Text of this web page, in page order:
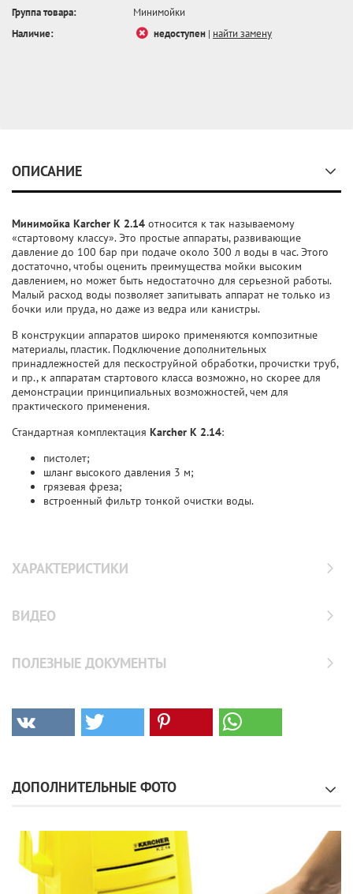
Группа товара:
Минимойки
Наличие:
недоступен | найти замену
ОПИСАНИЕ
Минимойка Karcher K 2.14 относится к так называемому
«стартовому классу». Это простые аппараты, развивающие
давление до 100 бар при подаче около 300 л воды в час. Этого
достаточно, чтобы оценить преимущества мойки высоким
давлением, но может быть недостаточно для серьезной работы.
Малый расход воды позволяет запитывать аппарат не только из
бочки или пруда, но даже из ведра или канистры.
В конструкции аппаратов широко применяются композитные
материалы, пластик. Подключение дополнительных
принадлежностей для пескоструйной обработки, прочистки труб,
и пр., к аппаратам стартового класса возможно, но скорее для
демонстрации принципиальных возможностей, чем для
практического применения.
Стандартная комплектация Karcher K 2.14:
пистолет;
шланг высокого давления 3 м;
грязевая фреза;
встроенный фильтр тонкой очистки воды.
ХАРАКТЕРИСТИКИ
ВИДЕО
ПОЛЕЗНЫЕ ДОКУМЕНТЫ
ДОПОЛНИТЕЛЬНЫЕ ФОТО